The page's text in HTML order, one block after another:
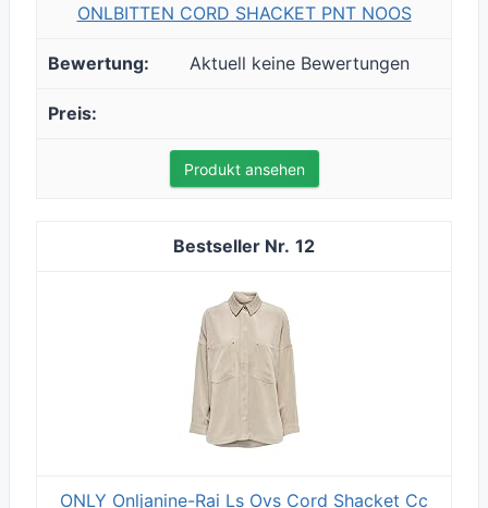
ONLBITTEN CORD SHACKET PNT NOOS
Aktuell keine Bewertungen
Produkt ansehen
12
ONLY Onljanine-Rai Ls Ovs Cord Shacket Cc